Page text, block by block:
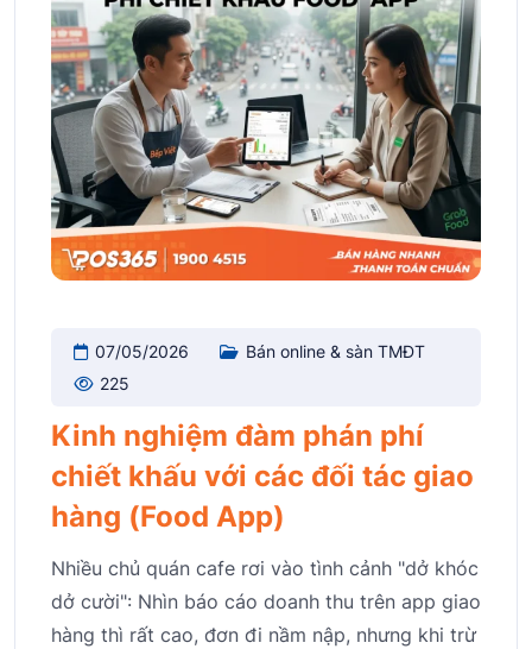
07/05/2026
Bán online & sàn TMĐT
225
Kinh nghiệm đàm phán phí
chiết khấu với các đối tác giao
hàng (Food App)
Nhiều chủ quán cafe rơi vào tình cảnh "dở khóc
dở cười": Nhìn báo cáo doanh thu trên app giao
hàng thì rất cao, đơn đi nầm nập, nhưng khi trừ